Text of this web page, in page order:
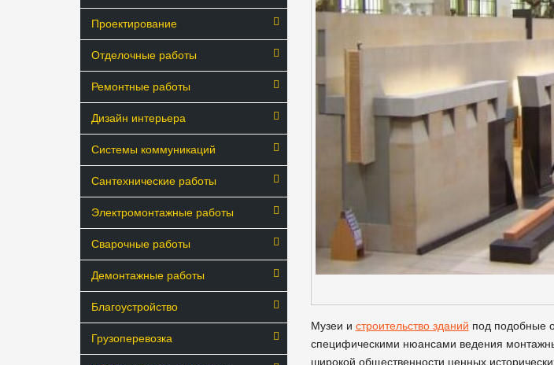
Проектирование
Отделочные работы
Ремонтные работы
Дизайн интерьера
Системы коммуникаций
Сантехнические работы
Электромонтажные работы
Сварочные работы
Демонтажные работы
Благоустройство
Грузоперевозка
Музеи и строительство зданий под подобные
специфическими нюансами ведения
широкой общественности ценных